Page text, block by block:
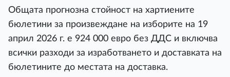
Общата прогнозна стойност на хартиените
бюлетини за произвеждане на изборите на 19
април 2026 г. е 924 000 евро без ДДС и включва
всички разходи за изработването и доставката на
бюлетините до местата на доставка.